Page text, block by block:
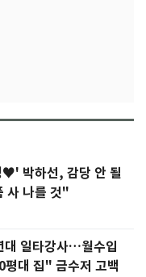
박하선, 감당 안 될
사 나를 것"
일타강사…월수입
대 집" 금수저 고백